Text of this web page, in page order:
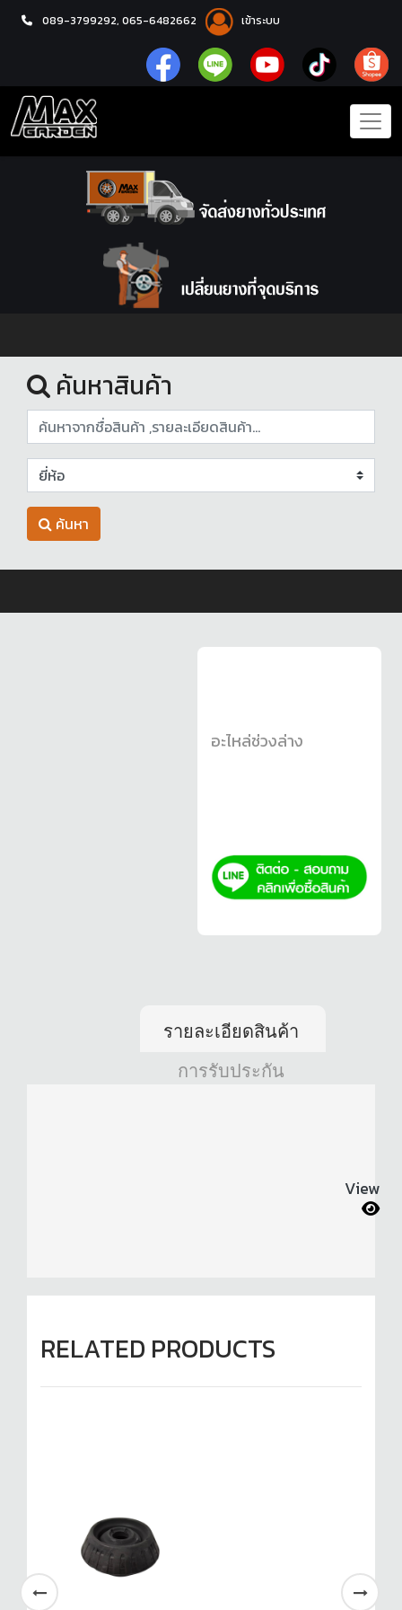
089-3799292, 065-6482662 เข้าระบบ
หน้าแรก
ค้นหาสินค้า
ค้นหา
อะไหล่ช่วงล่าง
รายละเอียดสินค้า
การรับประกัน
View
RELATED PRODUCTS